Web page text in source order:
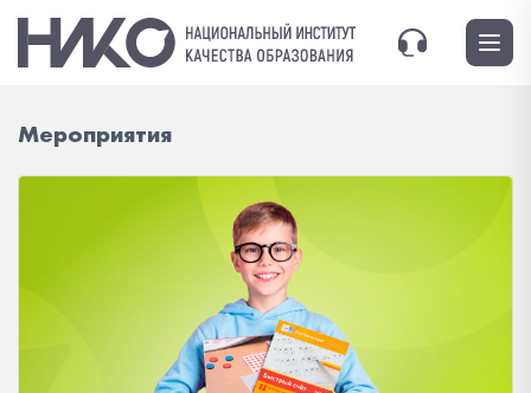
Мероприятия